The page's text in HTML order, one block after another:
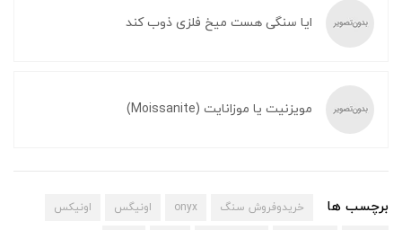
ایا سنگی هست میخ فلزی ذوب کند
مویزنیت یا موزانایت (Moissanite)
برچسب ها خریدوفروش سنگ onyx اونیگس اونیکس